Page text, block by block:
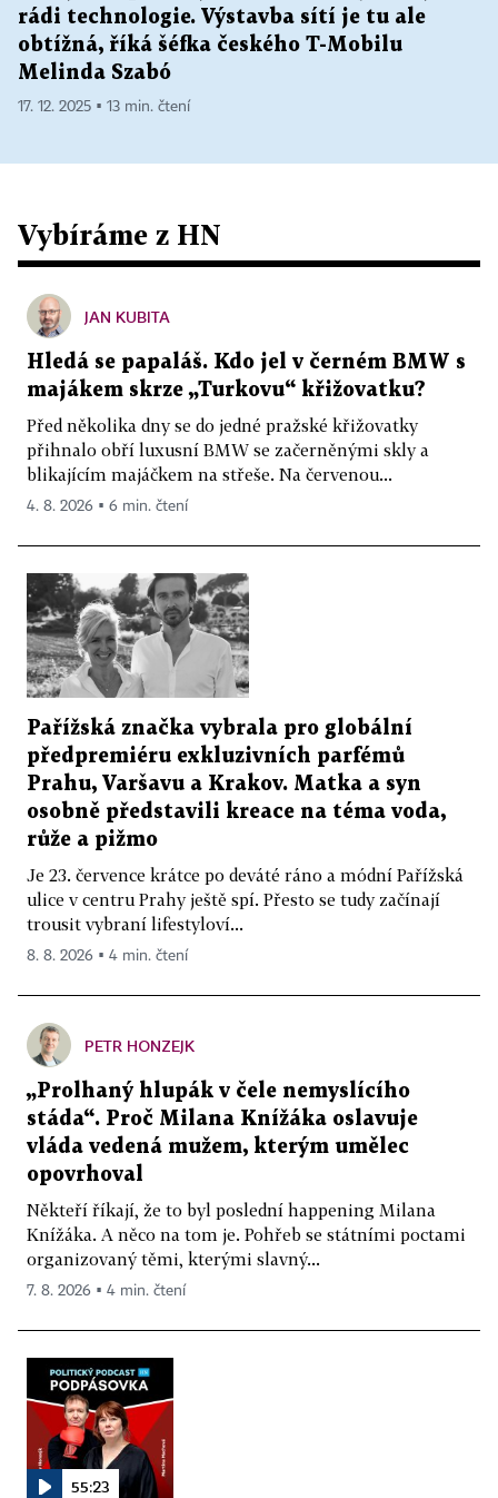
rádi technologie. Výstavba sítí je tu ale
obtížná, říká šéfka českého T-Mobilu
Melinda Szabó
17. 12. 2025 ▪ 13 min. čtení
Vybíráme z HN
JAN KUBITA
Hledá se papaláš. Kdo jel v černém BMW s
majákem skrze „Turkovu“ křižovatku?
Před několika dny se do jedné pražské křižovatky
přihnalo obří luxusní BMW se začerněnými skly a
blikajícím majáčkem na střeše. Na červenou...
4. 8. 2026 ▪ 6 min. čtení
Pařížská značka vybrala pro globální
předpremiéru exkluzivních parfémů
Prahu, Varšavu a Krakov. Matka a syn
osobně představili kreace na téma voda,
růže a pižmo
Je 23. července krátce po deváté ráno a módní Pařížská
ulice v centru Prahy ještě spí. Přesto se tudy začínají
trousit vybraní lifestyloví...
8. 8. 2026 ▪ 4 min. čtení
PETR HONZEJK
„Prolhaný hlupák v čele nemyslícího
stáda“. Proč Milana Knížáka oslavuje
vláda vedená mužem, kterým umělec
opovrhoval
Někteří říkají, že to byl poslední happening Milana
Knížáka. A něco na tom je. Pohřeb se státními poctami
organizovaný těmi, kterými slavný...
7. 8. 2026 ▪ 4 min. čtení
55:23